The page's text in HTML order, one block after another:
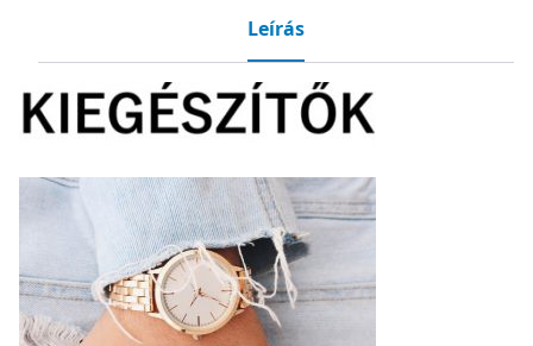
Leírás